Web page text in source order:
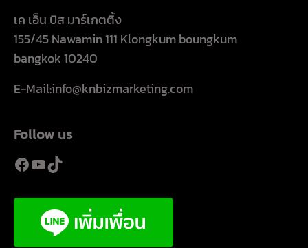
เค เอ็น บิส มาร์เกตติ้ง
155/45 Nawamin 111 Klongkum boungkum
bangkok 10240
E-Mail:info@knbizmarketing.com
Follow us
Facebook
YouTube
TikTok